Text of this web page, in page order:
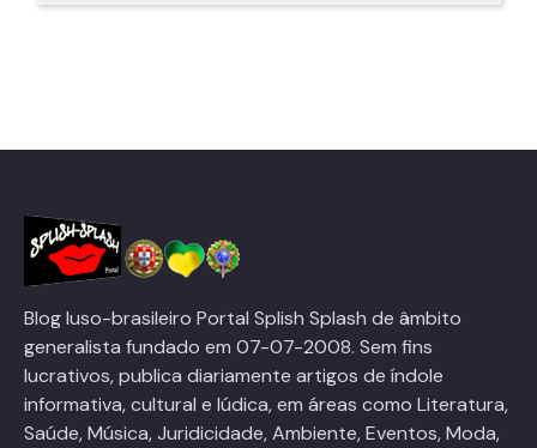
Blog luso-brasileiro Portal Splish Splash de âmbito
generalista fundado em 07-07-2008. Sem fins
lucrativos, publica diariamente artigos de índole
informativa, cultural e lúdica, em áreas como Literatura,
Saúde, Música, Juridicidade, Ambiente, Eventos, Moda,